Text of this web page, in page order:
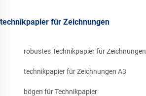
technikpapier für Zeichnungen
robustes Technikpapier für Zeichnungen
technikpapier für Zeichnungen A3
bögen für Technikpapier